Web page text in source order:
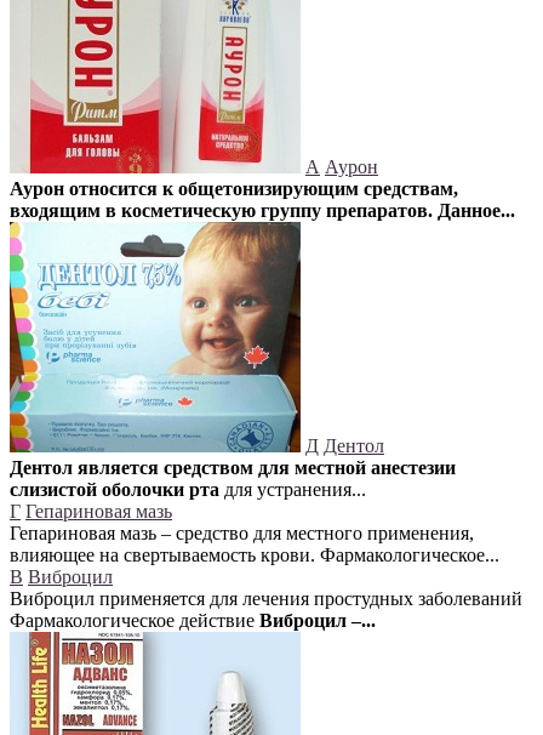
А Аурон
Аурон относится к общетонизирующим средствам,
входящим в косметическую группу препаратов. Данное...
Д Дентол
Дентол является средством для местной анестезии
слизистой оболочки рта для устранения...
Г Гепариновая мазь
Гепариновая мазь – средство для местного применения,
влияющее на свертываемость крови. Фармакологическое...
В Виброцил
Виброцил применяется для лечения простудных заболеваний
Фармакологическое действие Виброцил –...